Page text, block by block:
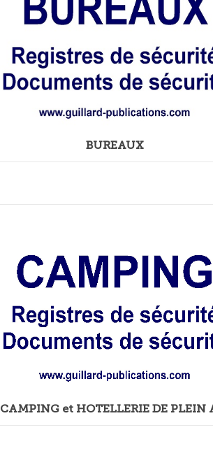
BUREAUX
CAMPING et HOTELLERIE DE PLEIN